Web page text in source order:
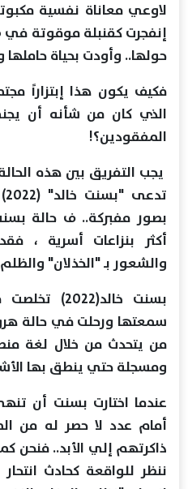
لاوعي معاناة نفسية
إنفجرت كقنبلة موقوتة في
حولها.. وأودت بحياة حاملها
فكيف يكون هذا إبتزاراً
الذي كان من شأنه أن
المفقودين؟!
يجب التفريق بين هذه
أكثر بنزاعات أسرية ،
والشعور بـ "الخذلان"
بسنت
سمعتها ورحلت في حالة
من يتحدث من خلال لغة
ومسجلة حتي ينطق بها
عندما اختارت بسنت أن
أمام عدد لا حصر له من
ذاكرتهم إلي الأبد.. فنحن
ننظر للواقعة كحادث